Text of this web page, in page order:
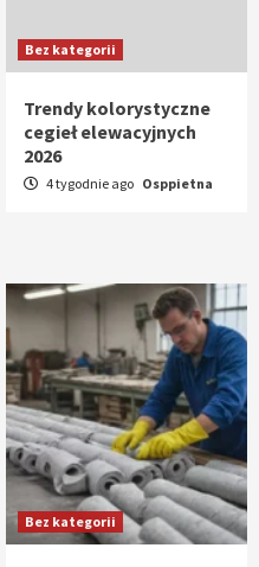
Bez kategorii
Trendy kolorystyczne
cegieł elewacyjnych
2026
4 tygodnie ago Osppietna
Bez kategorii